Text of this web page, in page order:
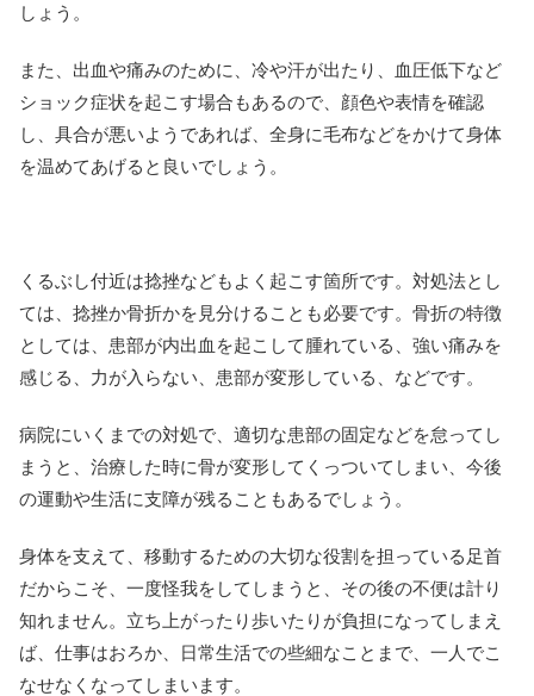
しょう。
また、出血や痛みのために、冷や汗が出たり、血圧低下など
ショック症状を起こす場合もあるので、顔色や表情を確認
し、具合が悪いようであれば、全身に毛布などをかけて身体
を温めてあげると良いでしょう。
くるぶし付近は捻挫などもよく起こす箇所です。対処法とし
ては、捻挫か骨折かを見分けることも必要です。骨折の特徴
としては、患部が内出血を起こして腫れている、強い痛みを
感じる、力が入らない、患部が変形している、などです。
病院にいくまでの対処で、適切な患部の固定などを怠ってし
まうと、治療した時に骨が変形してくっついてしまい、今後
の運動や生活に支障が残ることもあるでしょう。
身体を支えて、移動するための大切な役割を担っている足首
だからこそ、一度怪我をしてしまうと、その後の不便は計り
知れません。立ち上がったり歩いたりが負担になってしまえ
ば、仕事はおろか、日常生活での些細なことまで、一人でこ
なせなくなってしまいます。